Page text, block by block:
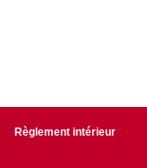
Règlement intérieur